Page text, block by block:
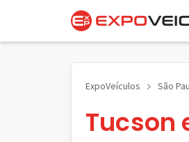
ExpoVeículos São
Tucson